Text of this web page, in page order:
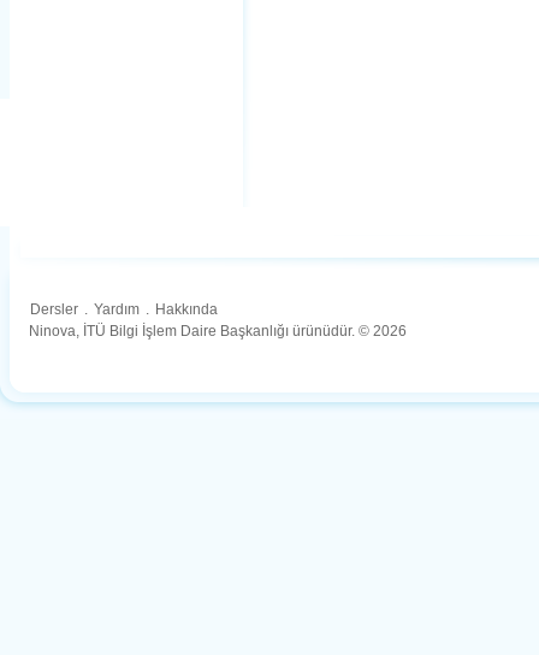
Dersler . Yardım . Hakkında
Ninova, İTÜ Bilgi İşlem Daire Başkanlığı ürünüdür. © 2026